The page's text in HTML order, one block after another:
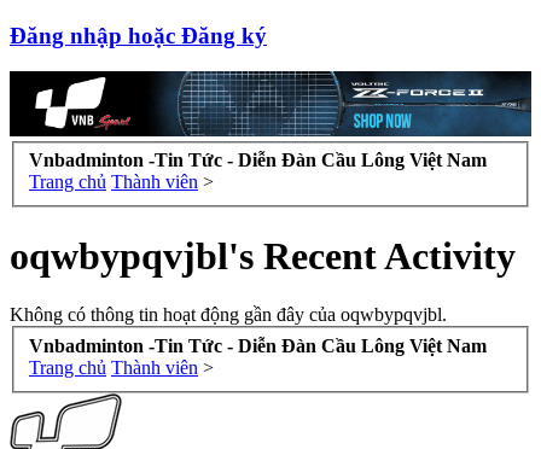
Đăng nhập hoặc Đăng ký
Vnbadminton -Tin Tức - Diễn Đàn Cầu Lông Việt Nam
Trang chủ Thành viên >
oqwbypqvjbl's Recent Activity
Không có thông tin hoạt động gần đây của oqwbypqvjbl.
Vnbadminton -Tin Tức - Diễn Đàn Cầu Lông Việt Nam
Trang chủ Thành viên >